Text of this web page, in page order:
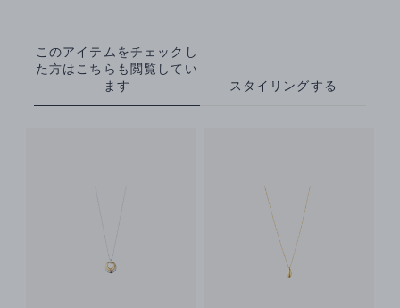
このアイテムをチェックし
た方はこちらも閲覧してい
ます
スタイリングする